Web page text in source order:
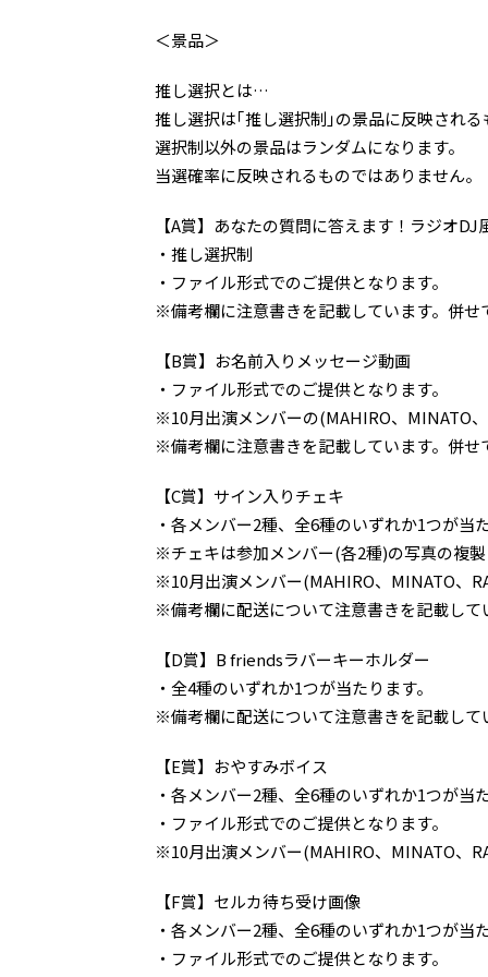
＜景品＞
推し選択とは…
推し選択は｢推し選択制｣の景品に反映される
選択制以外の景品はランダムになります。
当選確率に反映されるものではありません。
【A賞】あなたの質問に答えます！ラジオ
・推し選択制
・ファイル形式でのご提供となります。
※備考欄に注意書きを記載しています。併せ
【B賞】お名前入りメッセージ動画
・ファイル形式でのご提供となります。
※10月出演メンバーの(MAHIRO、MINATO
※備考欄に注意書きを記載しています。併せ
【C賞】サイン入りチェキ
・各メンバー2種、全6種のいずれか1つが当
※チェキは参加メンバー(各2種)の写真の複
※10月出演メンバー(MAHIRO、MINATO、
※備考欄に配送について注意書きを記載し
【D賞】B friendsラバーキーホルダー
・全4種のいずれか1つが当たります。
※備考欄に配送について注意書きを記載し
【E賞】おやすみボイス
・各メンバー2種、全6種のいずれか1つが当
・ファイル形式でのご提供となります。
※10月出演メンバー(MAHIRO、MINATO、
【F賞】セルカ待ち受け画像
・各メンバー2種、全6種のいずれか1つが当
・ファイル形式でのご提供となります。